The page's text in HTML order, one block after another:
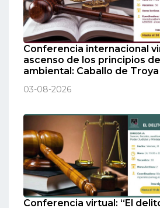
Conferencia internacional
ascenso de los principios
ambiental: Caballo de
03-08-2026
Conferencia virtual: “El